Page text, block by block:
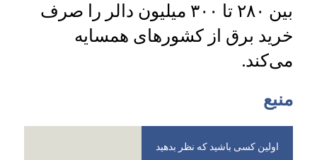
بین ۲۸۰ تا ۳۰۰ میلیون دالر را صرف
خرید برق از کشورهای همسایه
می‌کند.
منبع
اولین کسی باشید که نظر بدهید